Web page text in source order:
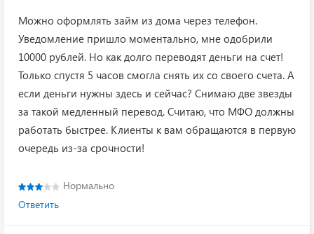
Можно оформлять займ из дома через телефон.
Уведомление пришло моментально, мне одобрили
10000 рублей. Но как долго переводят деньги на счет!
Только спустя 5 часов смогла снять их со своего счета. А
если деньги нужны здесь и сейчас? Снимаю две звезды
за такой медленный перевод. Считаю, что МФО должны
работать быстрее. Клиенты к вам обращаются в первую
очередь из-за срочности!
Нормально
Ответить